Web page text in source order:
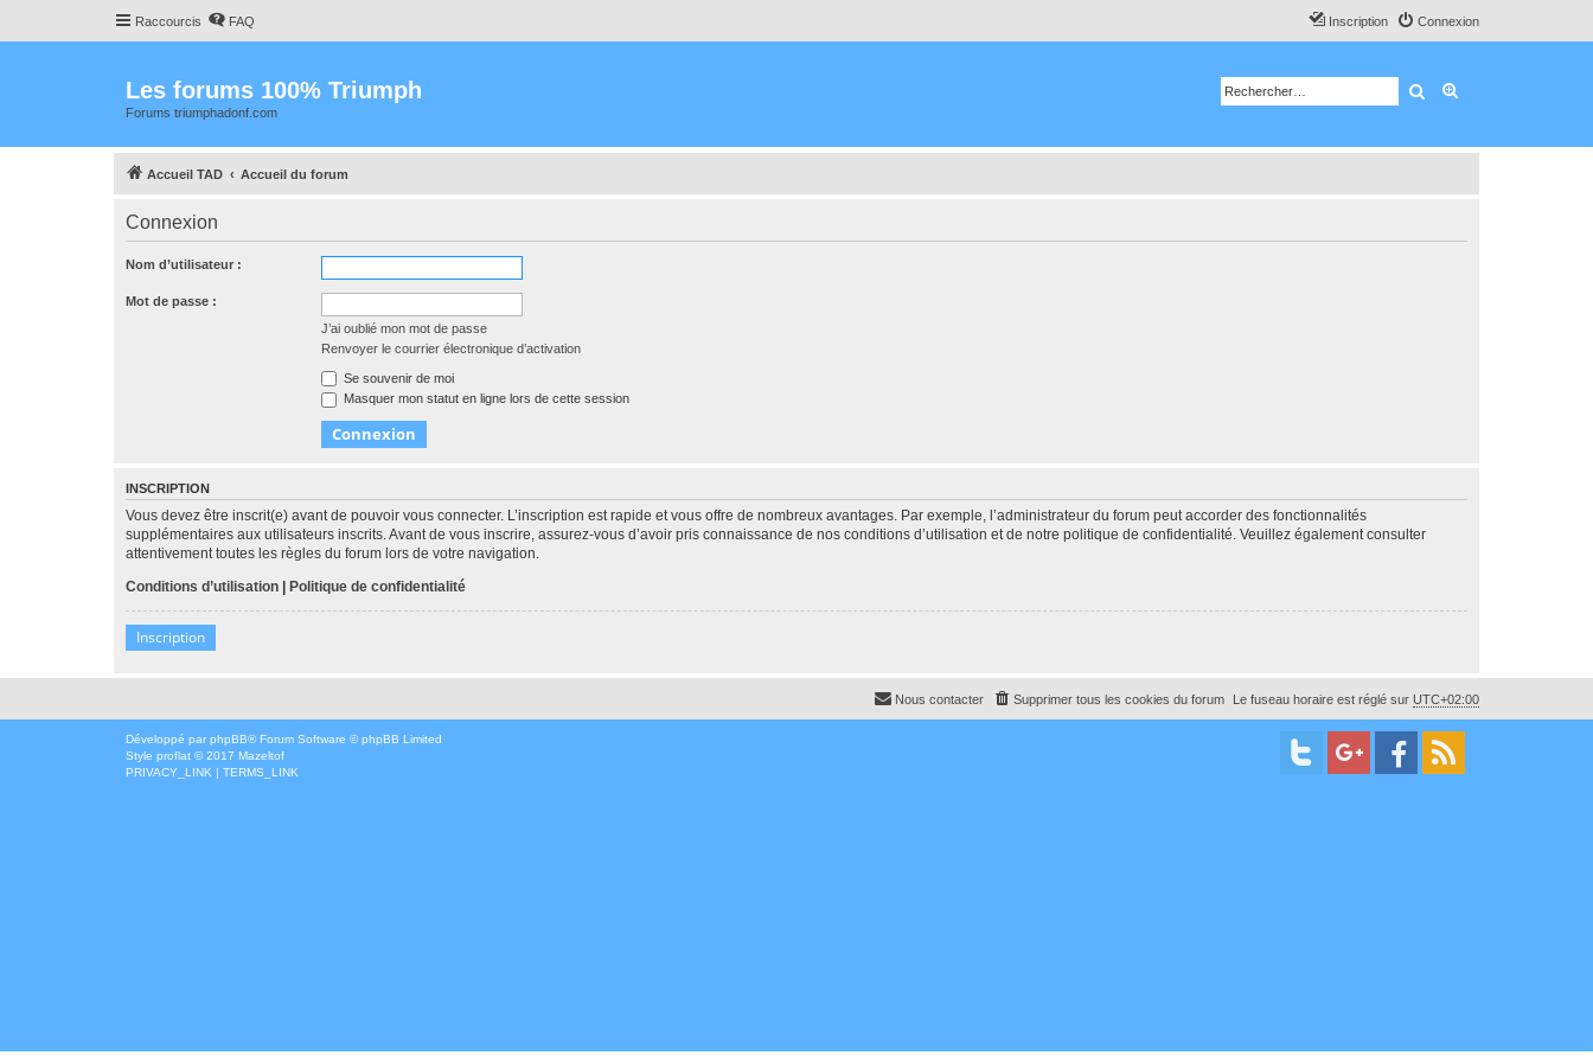
Raccourcis FAQ Connexion
Inscription
Les forums 100% Triumph
Forums triumphadonf.com
Rechercher
Accueil TAD Accueil du forum
Connexion
Nom d’utilisateur :
Mot de passe :
J’ai oublié mon mot de passe
Renvoyer le courrier électronique d’activation
Se souvenir de moi
Masquer mon statut en ligne lors de cette session
INSCRIPTION
Vous devez être inscrit(e) avant de pouvoir vous connecter. L’inscription est rapide et vous offre de nombreux avantages. Par exemple, l’administrateur du forum peut accorder des fonctionnalités
supplémentaires aux utilisateurs inscrits. Avant de vous inscrire, assurez-vous d’avoir pris connaissance de nos conditions d’utilisation et de notre politique de confidentialité. Veuillez également consulter
attentivement toutes les règles du forum lors de votre navigation.
Conditions d’utilisation
Politique de confidentialité
Inscription
Le fuseau horaire est réglé sur UTC+02:00
Supprimer tous les cookies du forum
Nous contacter
Développé par phpBB® Forum Software © phpBB Limited
Style proflat © 2017 Mazeltof
PRIVACY_LINK | TERMS_LINK